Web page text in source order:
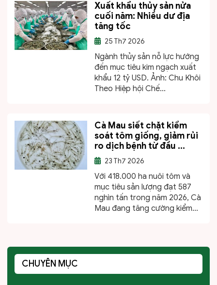
Xuất khẩu thủy sản nửa
cuối năm: Nhiều dư địa
tăng tốc
25 Th7 2026
Ngành thủy sản nỗ lực hướng
đến mục tiêu kim ngạch xuất
khẩu 12 tỷ USD. Ảnh: Chu Khôi
Theo Hiệp hội Chế...
Cà Mau siết chặt kiểm
soát tôm giống, giảm rủi
ro dịch bệnh từ đầu ...
23 Th7 2026
Với 418.000 ha nuôi tôm và
mục tiêu sản lượng đạt 587
nghìn tấn trong năm 2026, Cà
Mau đang tăng cường kiểm...
CHUYÊN MỤC